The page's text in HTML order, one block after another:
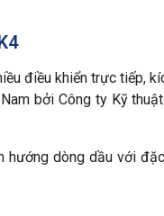
điều khiển trực tiếp,
bởi Công ty Kỹ
dòng dầu với